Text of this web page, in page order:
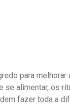
para
se alimentar, os
fazer toda a